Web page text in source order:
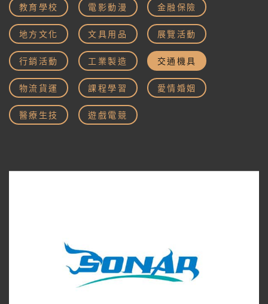
教育學校 電影動漫 金融保險
地方文化 文具用品 展覽活動
行銷活動 工業製造 交通機具
物流貨運 課程學習 愛情婚姻
醫療生技 遊戲電競